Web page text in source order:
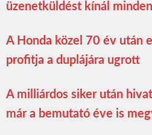
üzenetküldést kínál
A Honda közel 70 év után
profitja a duplájára ugrott
A milliárdos siker után
már a bemutató éve is